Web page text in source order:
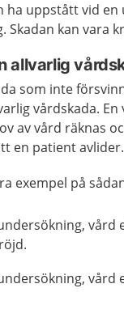
ha uppstått vid
Skadan kan vara
allvarlig
som inte
vårdskada.
av vård räknas
en patient avlider.
exempel på
vård
vård